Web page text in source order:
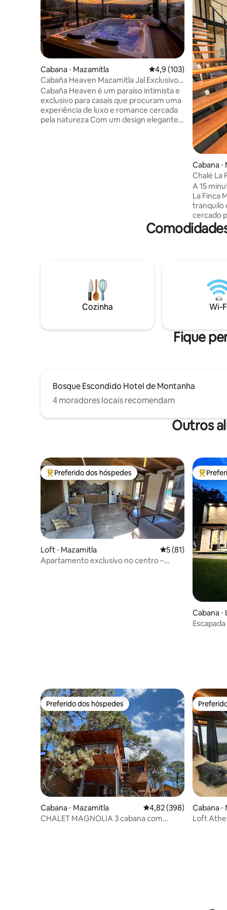
Cabana ⋅ Mazamitla 4,9 de uma avaliação
4,9 (103)
Cabaña Heaven Mazamitla Jal Exclusivo
para adultos
Cabaña Heaven é um paraíso intimista e
exclusivo para casais que procuram uma
experiência de luxo e romance cercada
pela natureza Com um design elegante e
Cabana
Chalé La
floresta
A 15
La Finca
tranquilo
cercado
tetos
espaço
grupos
reserve
Cozinha Wi-
Fique
Bosque Escondido Hotel de Montanha
4 moradores locais recomendam
Outros
Entre os melhores preferidos dos hóspedes
Preferido dos hóspedes
Loft ⋅ Mazamitla 5 de uma avaliação
5 (81)
Apartamento exclusivo no centro –
Entre
Cabana ⋅
Preferido dos hóspedes
Preferido dos hóspedes
Cabana ⋅ Mazamitla 4,82 de uma avaliação
4,82 (398)
CHALET MAGNOLIA 3 cabana com
Cabana
Loft